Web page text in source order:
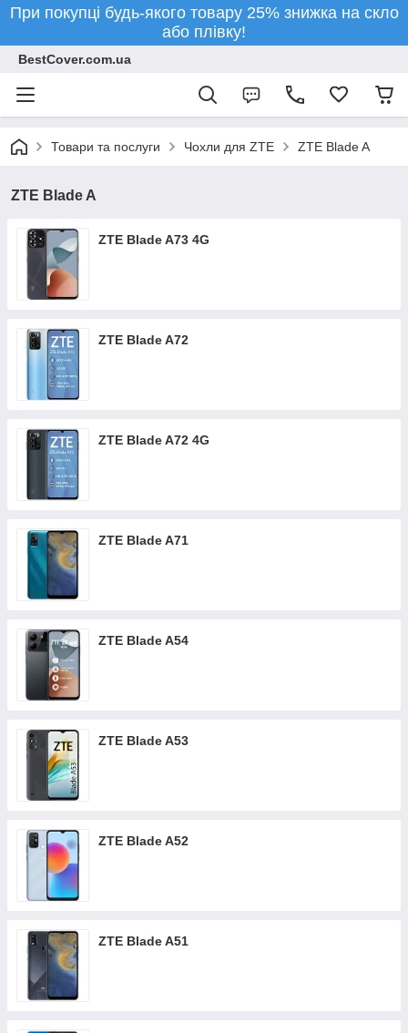
При покупці будь-якого товару 25% знижка на скло
або плівку!
BestCover.com.ua
Товари та послуги Чохли для ZTE ZTE Blade A
ZTE Blade A
ZTE Blade A73 4G
ZTE Blade A72
ZTE Blade A72 4G
ZTE Blade A71
ZTE Blade A54
ZTE Blade A53
ZTE Blade A52
ZTE Blade A51